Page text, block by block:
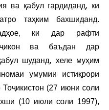
ва қабул гардиданд, ки
таҳким бахшиданд.
ки дар рафти
ва баъдан дар
шуданд, хеле муҳим
умумии истиқрори
(27 июни соли
(10 июли соли 1997),